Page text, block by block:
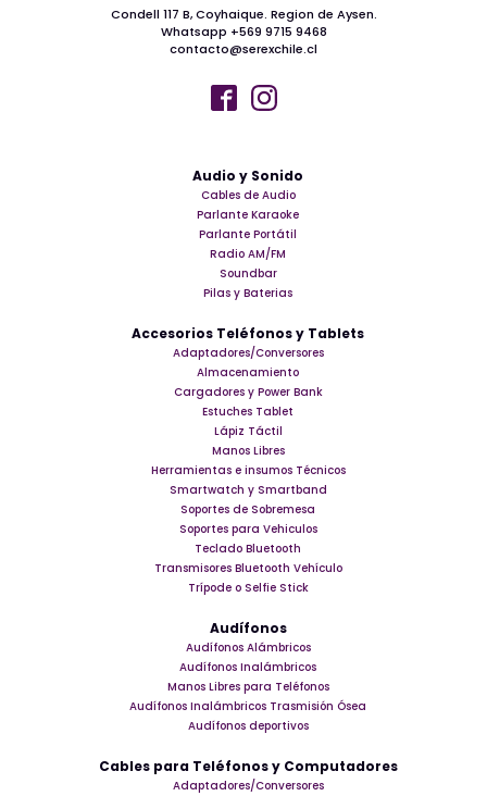
Audio y Sonido
Cables de Audio
Parlante Karaoke
Parlante Portátil
Radio AM/FM
Soundbar
Pilas y Baterias
Accesorios Teléfonos y Tablets
Adaptadores/Conversores
Almacenamiento
Cargadores y Power Bank
Estuches Tablet
Lápiz Táctil
Manos Libres
Herramientas e insumos Técnicos
Smartwatch y Smartband
Soportes de Sobremesa
Soportes para Vehiculos
Teclado Bluetooth
Transmisores Bluetooth Vehículo
Trípode o Selfie Stick
Audífonos
Audífonos Alámbricos
Audífonos Inalámbricos
Manos Libres para Teléfonos
Audífonos Inalámbricos Trasmisión Ósea
Audífonos deportivos
Cables para Teléfonos y Computadores
Adaptadores/Conversores
Condell 117 B, Coyhaique. Region de Aysen.
Whatsapp +569 9715 9468
contacto@serexchile.cl